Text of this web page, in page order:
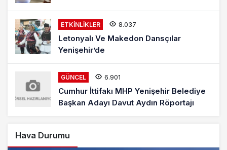
ETKINLIKLER 8.037
Letonyalı Ve Makedon Dansçılar
Yenişehir’de
GÜNCEL 6.901
Cumhur İttifakı MHP Yenişehir Belediye
Başkan Adayı Davut Aydın Röportajı
Hava Durumu